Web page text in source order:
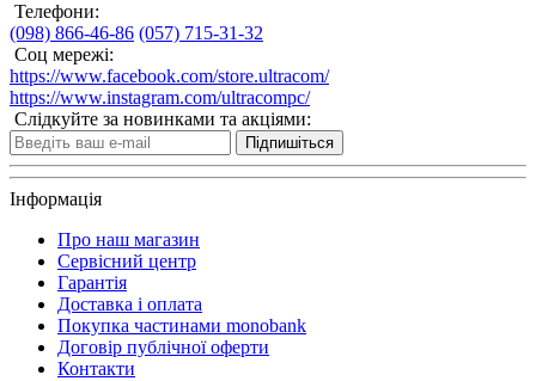
Телефони:
(098) 866-46-86 (057) 715-31-32
Соц мережі:
https://www.facebook.com/store.ultracom/
https://www.instagram.com/ultracompc/
Слідкуйте за новинками та акціями:
Підпишіться
Інформація
Про наш магазин
Сервісний центр
Гарантія
Доставка і оплата
Покупка частинами monobank
Договір публічної оферти
Контакти